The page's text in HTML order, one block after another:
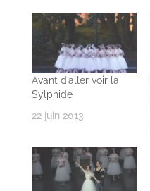
Avant d’aller voir la
Sylphide
22 juin 2013